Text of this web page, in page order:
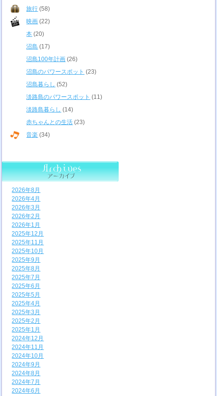
旅行 (58)
映画 (22)
本 (20)
沼島 (17)
沼島100年計画 (26)
沼島のパワースポット (23)
沼島暮らし (52)
淡路島のパワースポット (11)
淡路島暮らし (14)
赤ちゃんとの生活 (23)
音楽 (34)
2026年8月
2026年4月
2026年3月
2026年2月
2026年1月
2025年12月
2025年11月
2025年10月
2025年9月
2025年8月
2025年7月
2025年6月
2025年5月
2025年4月
2025年3月
2025年2月
2025年1月
2024年12月
2024年11月
2024年10月
2024年9月
2024年8月
2024年7月
2024年6月